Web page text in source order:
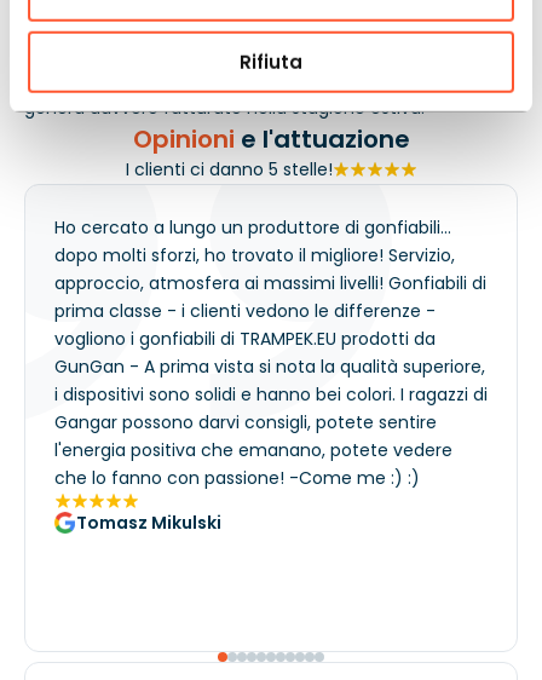
Rifiuta
alleggerisce il lavoro degli animatori. I bambini hanno un
motivo per tornare in coda, quindi l’area resta viva per
genera davvero fatturato nella stagione estiva.
Opinioni e l'attuazione
I clienti ci danno 5 stelle!
Ho cercato a lungo un produttore di gonfiabili...
dopo molti sforzi, ho trovato il migliore! Servizio,
approccio, atmosfera ai massimi livelli! Gonfiabili di
prima classe - i clienti vedono le differenze -
vogliono i gonfiabili di TRAMPEK.EU prodotti da
GunGan - A prima vista si nota la qualità superiore,
i dispositivi sono solidi e hanno bei colori. I ragazzi di
Gangar possono darvi consigli, potete sentire
l'energia positiva che emanano, potete vedere
che lo fanno con passione! -Come me :) :)
Tomasz Mikulski